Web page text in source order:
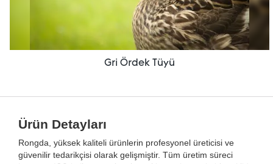
Gri Ördek Tüyü
Ürün Detayları
Rongda, yüksek kaliteli ürünlerin profesyonel üreticisi ve
güvenilir tedarikçisi olarak gelişmiştir. Tüm üretim süreci